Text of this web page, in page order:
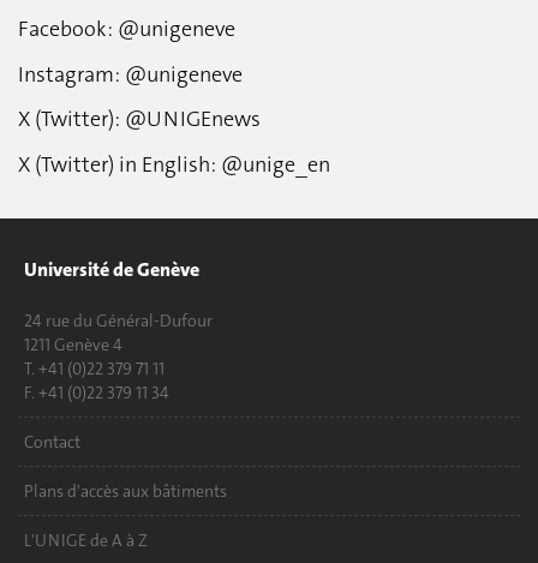
Facebook: @unigeneve
Instagram: @unigeneve
X (Twitter): @UNIGEnews
X (Twitter) in English: @unige_en
Université de Genève
24 rue du Général-Dufour
1211 Genève 4
T. +41 (0)22 379 71 11
F. +41 (0)22 379 11 34
Contact
Plans d'accès aux bâtiments
L'UNIGE de A à Z